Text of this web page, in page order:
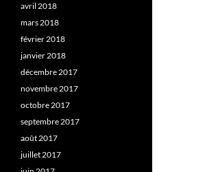
avril 2018
mars 2018
février 2018
janvier 2018
décembre 2017
novembre 2017
octobre 2017
septembre 2017
août 2017
juillet 2017